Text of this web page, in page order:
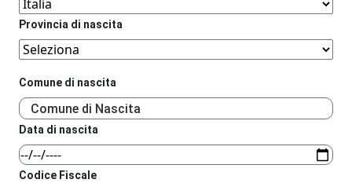
Provincia di nascita
Comune di nascita
Data di nascita
Codice Fiscale